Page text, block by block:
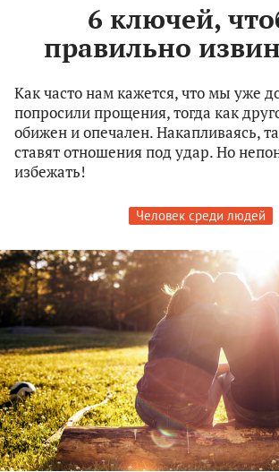
6 ключей,
правильно
Как часто нам кажется, что мы уже
попросили прощения, тогда как
обижен и опечален. Накапливаясь,
ставят отношения под удар. Но
избежать!
Человек среди людей